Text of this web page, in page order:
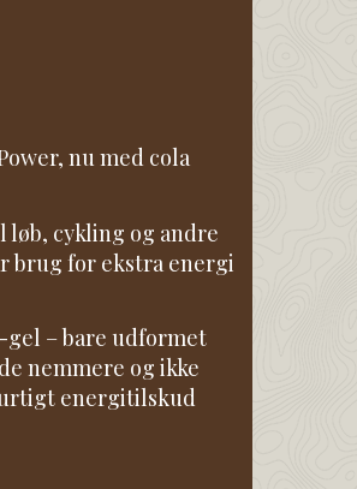
nu med cola
cykling og andre
brug for ekstra energi
– bare udformet
nemmere og ikke
energitilskud